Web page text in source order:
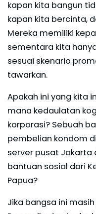
kapan kita bangun
kapan kita bercinta,
Mereka memiliki
sementara kita
sesuai skenario
tawarkan.
Apakah ini yang kita
mana kedaulatan
korporasi? Sebuah
pembelian kondom
server pusat Jakarta
bantuan sosial dari
Papua?
Jika bangsa ini